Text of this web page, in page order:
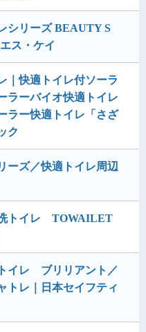
シリーズ BEAUTY S
ス・ケイ
｜快適トイレ付ソーラ
ラーバイオ快適トイレ
ラー快適トイレ「さざ
ク
ーズ／快適トイレ周辺
トイレ TOWAILET
イレ ブリリアント／
レ｜日本セイフティ